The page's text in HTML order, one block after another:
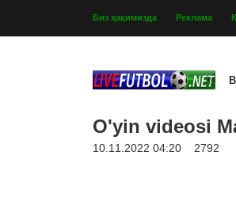
Биз ҳақимизда Реклама
O'yin videosi
10.11.2022 04:20 2792